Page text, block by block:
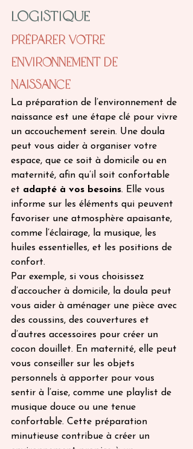
Logistique
Préparer Votre
Environnement de
Naissance
La préparation de l’environnement de
naissance est une étape clé pour vivre
un accouchement serein. Une doula
peut vous aider à organiser votre
espace, que ce soit à domicile ou en
maternité, afin qu’il soit confortable
et adapté à vos besoins. Elle vous
informe sur les éléments qui peuvent
favoriser une atmosphère apaisante,
comme l’éclairage, la musique, les
huiles essentielles, et les positions de
confort.
Par exemple, si vous choisissez
d’accoucher à domicile, la doula peut
vous aider à aménager une pièce avec
des coussins, des couvertures et
d’autres accessoires pour créer un
cocon douillet. En maternité, elle peut
vous conseiller sur les objets
personnels à apporter pour vous
sentir à l’aise, comme une playlist de
musique douce ou une tenue
confortable. Cette préparation
minutieuse contribue à créer un